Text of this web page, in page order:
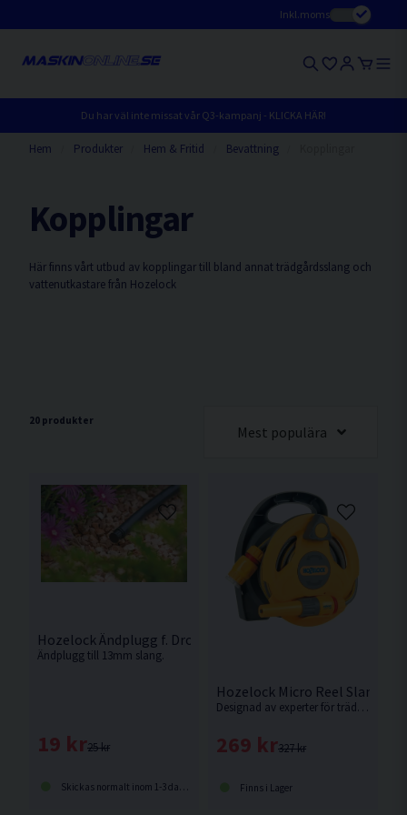
Inkl.moms
Du har väl inte missat vår Q3-kampanj - KLICKA HÄR!
Hem Produkter Hem & Fritid Bevattning
Kopplingar
Här finns vårt utbud av kopplingar till bland annat trädgårdsslang och
vattenutkastare från Hozelock
20 produkter
Mest populära
Hozelock Ändplugg f. Droppslang 13mm 1-pack
Ändplugg till 13mm slang.
25 kr
19 kr
Skickas normalt inom 1-3 dagar
Hozelock Micro Reel
Designad av experter för trädgårdsmästare med uteplatser, balkonger och mindre trädgårdsutrymmen.
327 kr
269 kr
Finns i Lager